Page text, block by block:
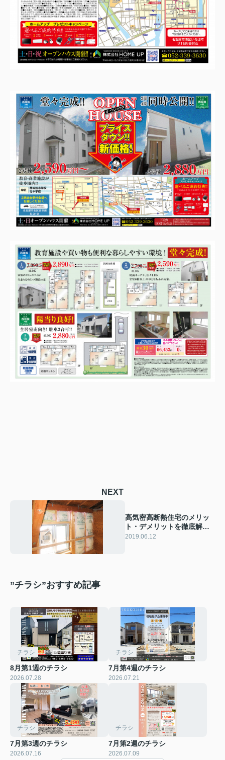
NEXT
高気密高断熱住宅のメリッ
ト・デメリットを徹底解説
します！
2019.06.12
”チラシ”おすすめ記事
チラシ
8月第1週のチラシ
2026.07.28
チラシ
7月第4週のチラシ
2026.07.21
チラシ
7月第3週のチラシ
2026.07.16
チラシ
7月第2週のチラシ
2026.07.09